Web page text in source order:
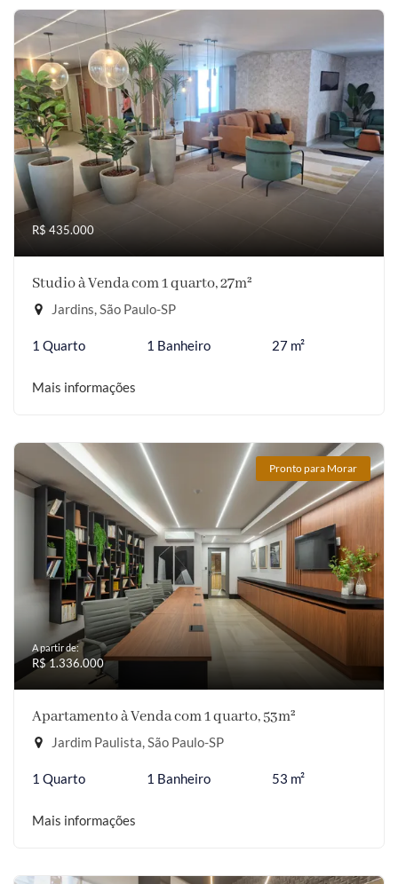
R$ 435.000
Studio à Venda com 1 quarto, 27m²
Jardins, São Paulo-SP
1 Quarto 1 Banheiro 27 m²
Mais informações
Pronto para Morar
A partir de:
R$ 1.336.000
Apartamento à Venda com 1 quarto, 53m²
Jardim Paulista, São Paulo-SP
1 Quarto 1 Banheiro 53 m²
Mais informações